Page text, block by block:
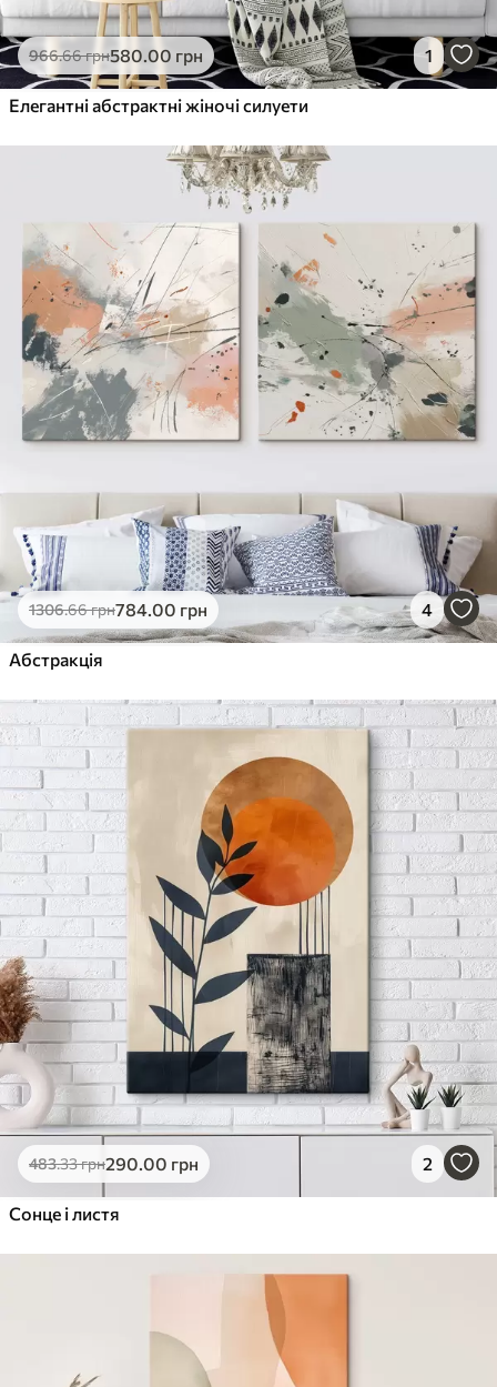
966.66грн580.00 грн 1
Елегантні абстрактні жіночі силуети
1306.66грн784.00 грн 4
Абстракція
483.33грн290.00 грн 2
Сонце і листя